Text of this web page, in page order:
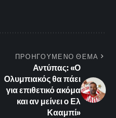
ΠΡΟΗΓΟΥΜΕΝΟ ΘΕΜΑ
Αντύπας: «Ο
Ολυμπιακός θα πάει
για επιθετικό ακόμα
και αν μείνει ο Ελ
Κααμπί»